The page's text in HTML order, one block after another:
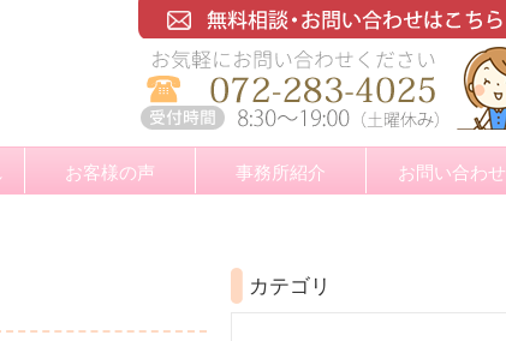
お客様の声 事務所紹介 お問い合わせ
カテゴリ